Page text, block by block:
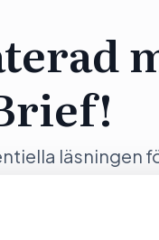
läsningen